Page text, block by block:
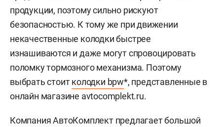
продукции, поэтому сильно рискуют
безопасностью. К тому же при движении
некачественные колодки быстрее
изнашиваются и даже могут спровоцировать
поломку тормозного механизма. Поэтому
выбрать стоитколодки bpw*, представленные в
онлайн магазине avtocomplekt.ru.
Компания АвтоКомплект предлагает большой